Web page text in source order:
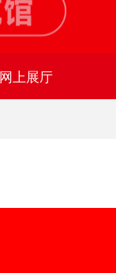
网上展厅